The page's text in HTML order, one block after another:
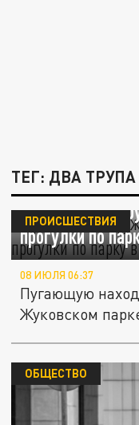
ТЕГ: ДВА ТРУПА
Прохожая
прогулки по
ПРОИСШЕСТВИЯ
08 ИЮЛЯ 06:37
Пугающую
Жуковском
ОБЩЕСТВО